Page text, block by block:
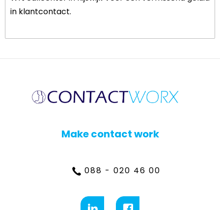
in klantcontact.
Make contact work
088 - 020 46 00